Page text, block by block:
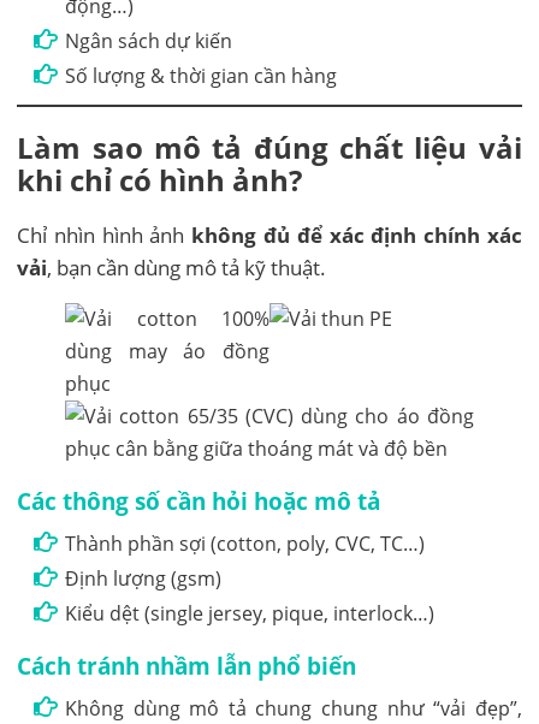
động…)
Ngân sách dự kiến
Số lượng & thời gian cần hàng
Làm sao mô tả đúng chất liệu vải
khi chỉ có hình ảnh?
Chỉ nhìn hình ảnh không đủ để xác định chính xác
vải, bạn cần dùng mô tả kỹ thuật.
Các thông số cần hỏi hoặc mô tả
Thành phần sợi (cotton, poly, CVC, TC…)
Định lượng (gsm)
Kiểu dệt (single jersey, pique, interlock…)
Cách tránh nhầm lẫn phổ biến
Không dùng mô tả chung chung như “vải đẹp”,